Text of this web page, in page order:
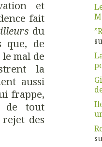
et
fait
du
que, de
mal de
la
aussi
frappe,
de tout
des